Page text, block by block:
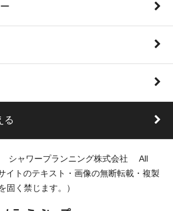
る
ャワープランニング株式会社 All
イトのテキスト・画像の無断転載・複製
固く禁じます。）